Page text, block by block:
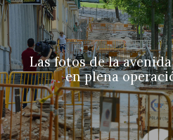
Las fotos de la
en plena